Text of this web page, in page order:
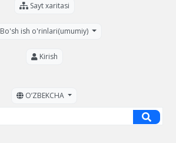
Sayt xaritasi
Bo'sh ish o'rinlari(umumiy)
Kirish
OʼZBEKCHA